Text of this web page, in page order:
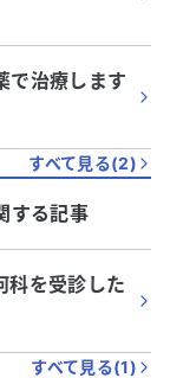
で治療します
すべて見る(2)
する記事
科を受診した
すべて見る(1)